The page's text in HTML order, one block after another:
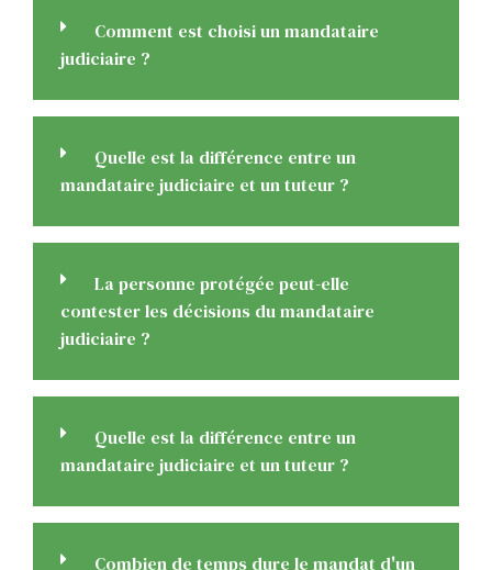
Comment est choisi un mandataire
judiciaire ?
Quelle est la différence entre un
mandataire judiciaire et un tuteur ?
La personne protégée peut-elle
contester les décisions du mandataire
judiciaire ?
Quelle est la différence entre un
mandataire judiciaire et un tuteur ?
Combien de temps dure le mandat d'un